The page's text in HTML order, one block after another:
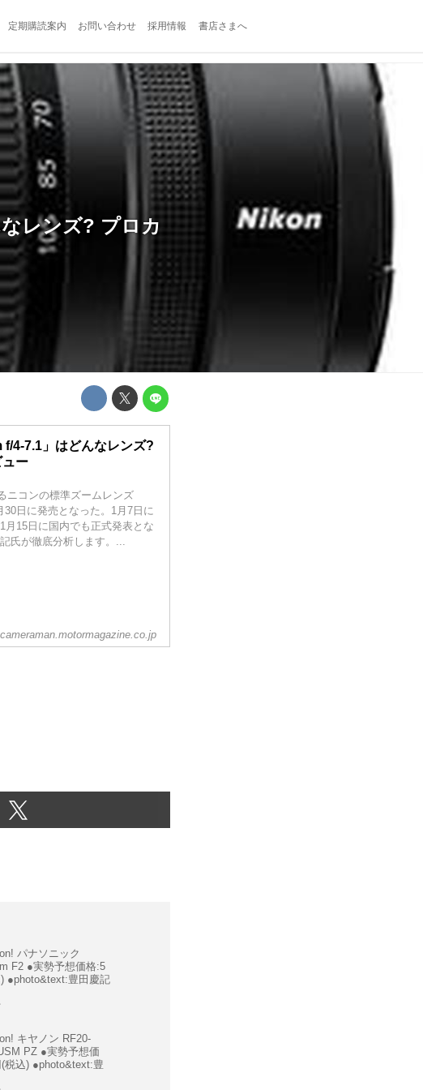
定期購読案内 お問い合わせ 採用情報 書店さまへ
レンズ? プロカ
4-7.1」はどんなレンズ?
ー
ニコンの標準ズームレンズ
30日に発売となった。1月7日に
15日に国内でも正式発表とな
氏が徹底分析します。...
cameraman.motormagazine.co.jp
パナソニック
F2 ●実勢予想価格:5
●photo&text:豊田慶記
キヤノン RF20-
PZ ●実勢予想価
税込) ●photo&text:豊